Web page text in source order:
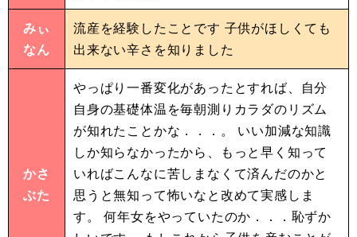
みぃ
なん
流産を経験したことです 子供がほしくても
出来ない辛さを知りました
かさ
ぶた
やっぱり一番変化があったとすれば、自分
自身の基礎体温を毎朝測りカラダのリズム
が知れたことかな．．．。 いい加減な知識
しか知らなかったから、もっと早く知って
いればこんなに苦しまなくて済んだのかと
思うと無知って怖いなと改めて実感しま
す。 何年女をやっていたのか．．．恥ずか